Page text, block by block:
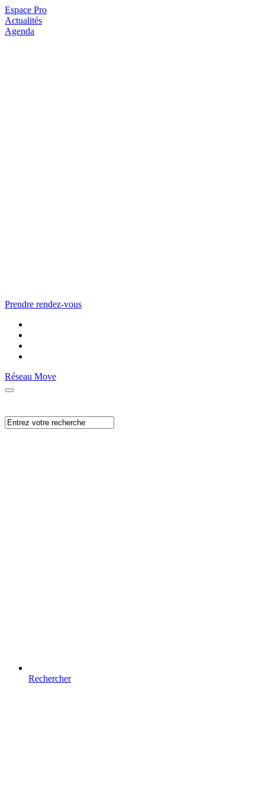
Espace Pro
Actualités
Agenda
Prendre rendez-vous
Réseau Move
Rechercher